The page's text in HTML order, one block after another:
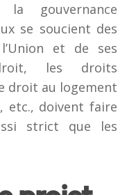
gouvernance
se soucient des
et de ses
les droits
droit au logement
etc., doivent faire
strict que les